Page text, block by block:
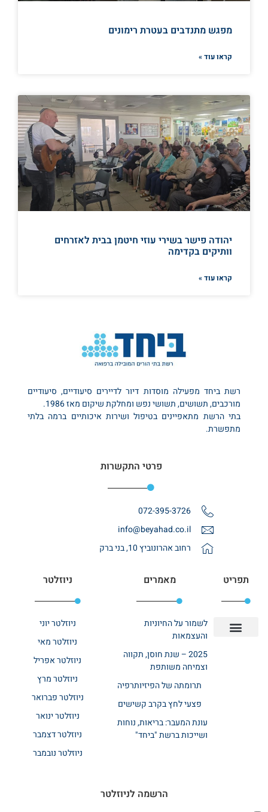
מפגש מתנדבים בעטרת רימונים
קראו עוד »
יהודה פישר בשירי עוזי חיטמן בבית לאזרחים
וותיקים בקדימה
קראו עוד »
רשת ביחד מפעילה מוסדות דיור לדיירים סיעודיים, סיעודיים
מורכבים, תשושים, תשושי נפש ומחלקת שיקום מאז 1986.
בתי הרשת מתאפיינים בטיפול ושירות איכותיים ברמה בלתי
מתפשרת.
פרטי התקשרות
072-395-3726
info@beyahad.co.il
רחוב אהרונוביץ 10, בני ברק
תפריט מאמרים
לשמור על החיוניות
והעצמאות
2025 – שנת חוסן, תקווה
וצמיחה משותפת
תרומתה של הפיזיותרפיה
פצעי לחץ בקרב קשישים
עונת המעבר: בריאות, נוחות
ושייכות ברשת "ביחד"
ניוזלטר
ניוזלטר יוני
ניוזלטר מאי
ניוזלטר אפריל
ניוזלטר מרץ
ניוזלטר פברואר
ניוזלטר ינואר
ניוזלטר דצמבר
ניוזלטר נובמבר
הרשמה לניוזלטר